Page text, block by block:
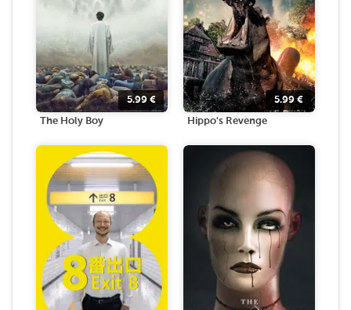
5.99 €
The Holy Boy
5.99€
Hippo's Revenge